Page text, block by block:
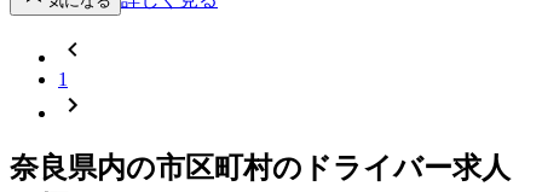
1
奈良県内の市区町村の ドライバー求人